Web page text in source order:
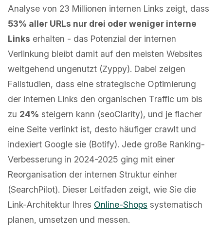
Analyse von 23 Millionen internen Links zeigt, dass
53% aller URLs nur drei oder weniger interne
Links erhalten - das Potenzial der internen
Verlinkung bleibt damit auf den meisten Websites
weitgehend ungenutzt (Zyppy). Dabei zeigen
Fallstudien, dass eine strategische Optimierung
der internen Links den organischen Traffic um bis
zu 24% steigern kann (seoClarity), und je flacher
eine Seite verlinkt ist, desto häufiger crawlt und
indexiert Google sie (Botify). Jede große Ranking-
Verbesserung in 2024-2025 ging mit einer
Reorganisation der internen Struktur einher
(SearchPilot). Dieser Leitfaden zeigt, wie Sie die
Link-Architektur Ihres Online-Shops systematisch
planen, umsetzen und messen.